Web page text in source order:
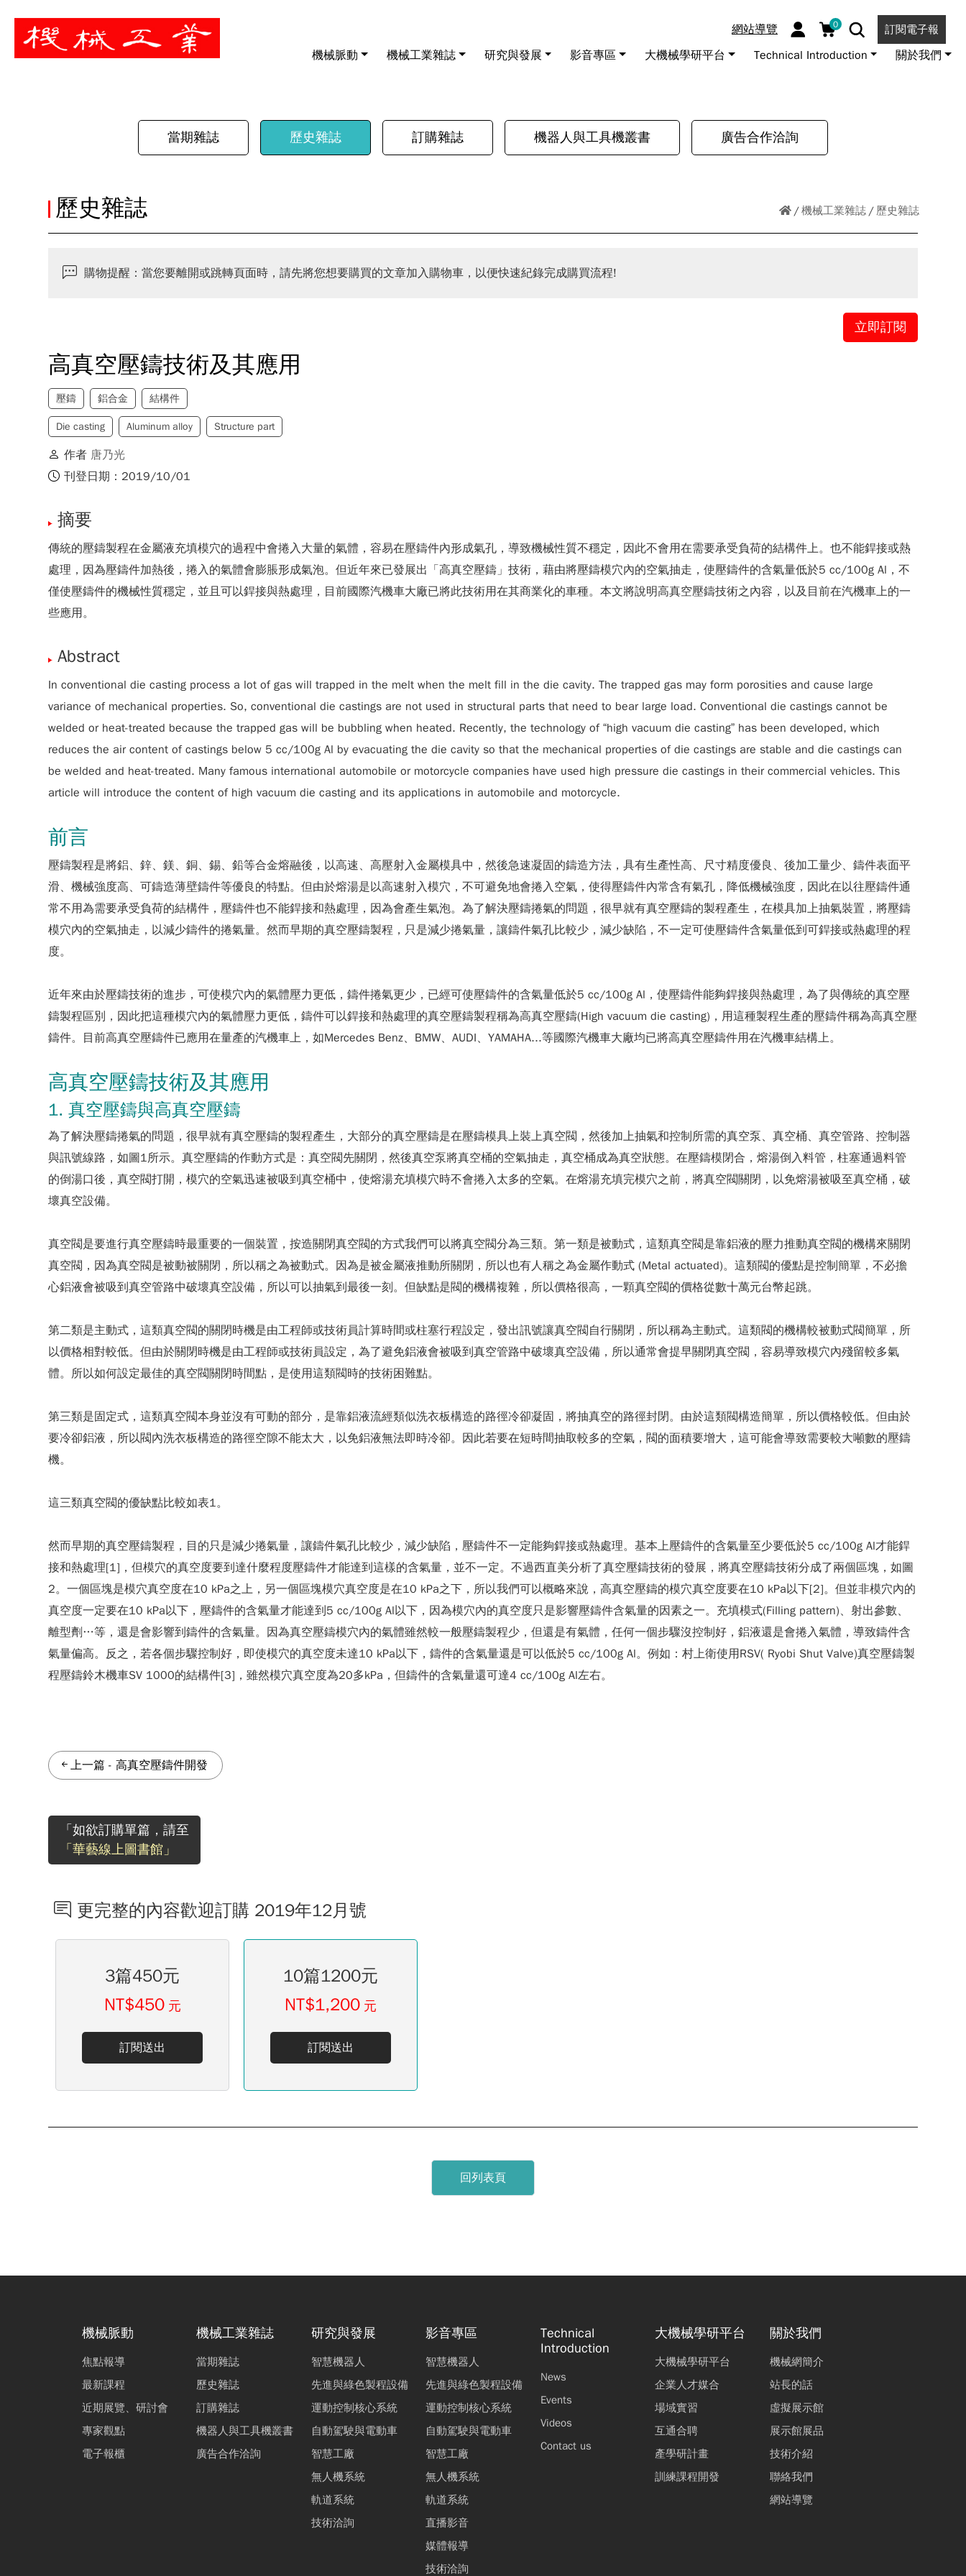
網站導覽 0 訂閱電子報
機械脈動 機械工業雜誌 研究與發展 影音專區 大機械學研平台 Technical Introduction 關於我們
暫停
當期雜誌 歷史雜誌 訂購雜誌 機器人與工具機叢書 廣告合作洽詢
機械工業雜誌 歷史雜誌
歷史雜誌
購物提醒：當您要離開或跳轉頁面時，請先將您想要購買的文章加入購物車，以便快速紀錄完成購買流程!
立即訂閱
高真空壓鑄技術及其應用
壓鑄 鋁合金 結構件
Die casting Aluminum alloy Structure part
作者 唐乃光
刊登日期：2019/10/01
摘要
傳統的壓鑄製程在金屬液充填模穴的過程中會捲入大量的氣體，容易在壓鑄件內形成氣孔，導致機械性質不穩定，因此不會用在需要承受負荷的結構件上。也不能銲接或熱
處理，因為壓鑄件加熱後，捲入的氣體會膨脹形成氣泡。但近年來已發展出「高真空壓鑄」技術，藉由將壓鑄模穴內的空氣抽走，使壓鑄件的含氣量低於5 cc/100g Al，不
僅使壓鑄件的機械性質穩定，並且可以銲接與熱處理，目前國際汽機車大廠已將此技術用在其商業化的車種。本文將說明高真空壓鑄技術之內容，以及目前在汽機車上的一
些應用。
Abstract
In conventional die casting process a lot of gas will trapped in the melt when the melt fill in the die cavity. The trapped gas may form porosities and cause large
variance of mechanical properties. So, conventional die castings are not used in structural parts that need to bear large load. Conventional die castings cannot be
welded or heat-treated because the trapped gas will be bubbling when heated. Recently, the technology of “high vacuum die casting” has been developed, which
reduces the air content of castings below 5 cc/100g Al by evacuating the die cavity so that the mechanical properties of die castings are stable and die castings can
be welded and heat-treated. Many famous international automobile or motorcycle companies have used high pressure die castings in their commercial vehicles. This
article will introduce the content of high vacuum die casting and its applications in automobile and motorcycle.
前言
壓鑄製程是將鋁、鋅、鎂、銅、錫、鉛等合金熔融後，以高速、高壓射入金屬模具中，然後急速凝固的鑄造方法，具有生產性高、尺寸精度優良、後加工量少、鑄件表面平
滑、機械強度高、可鑄造薄壁鑄件等優良的特點。但由於熔湯是以高速射入模穴，不可避免地會捲入空氣，使得壓鑄件內常含有氣孔，降低機械強度，因此在以往壓鑄件通
常不用為需要承受負荷的結構件，壓鑄件也不能銲接和熱處理，因為會產生氣泡。為了解決壓鑄捲氣的問題，很早就有真空壓鑄的製程產生，在模具加上抽氣裝置，將壓鑄
模穴內的空氣抽走，以減少鑄件的捲氣量。然而早期的真空壓鑄製程，只是減少捲氣量，讓鑄件氣孔比較少，減少缺陷，不一定可使壓鑄件含氣量低到可銲接或熱處理的程
度。
近年來由於壓鑄技術的進步，可使模穴內的氣體壓力更低，鑄件捲氣更少，已經可使壓鑄件的含氣量低於5 cc/100g Al，使壓鑄件能夠銲接與熱處理，為了與傳統的真空壓
鑄製程區別，因此把這種模穴內的氣體壓力更低，鑄件可以銲接和熱處理的真空壓鑄製程稱為高真空壓鑄(High vacuum die casting)，用這種製程生產的壓鑄件稱為高真空壓
鑄件。目前高真空壓鑄件已應用在量產的汽機車上，如Mercedes Benz、BMW、AUDI、YAMAHA...等國際汽機車大廠均已將高真空壓鑄件用在汽機車結構上。
高真空壓鑄技術及其應用
1. 真空壓鑄與高真空壓鑄
為了解決壓鑄捲氣的問題，很早就有真空壓鑄的製程產生，大部分的真空壓鑄是在壓鑄模具上裝上真空閥，然後加上抽氣和控制所需的真空泵、真空桶、真空管路、控制器
與訊號線路，如圖1所示。真空壓鑄的作動方式是：真空閥先關閉，然後真空泵將真空桶的空氣抽走，真空桶成為真空狀態。在壓鑄模閉合，熔湯倒入料管，柱塞通過料管
的倒湯口後，真空閥打開，模穴的空氣迅速被吸到真空桶中，使熔湯充填模穴時不會捲入太多的空氣。在熔湯充填完模穴之前，將真空閥關閉，以免熔湯被吸至真空桶，破
壞真空設備。
真空閥是要進行真空壓鑄時最重要的一個裝置，按造關閉真空閥的方式我們可以將真空閥分為三類。第一類是被動式，這類真空閥是靠鋁液的壓力推動真空閥的機構來關閉
真空閥，因為真空閥是被動被關閉，所以稱之為被動式。因為是被金屬液推動所關閉，所以也有人稱之為金屬作動式 (Metal actuated)。這類閥的優點是控制簡單，不必擔
心鋁液會被吸到真空管路中破壞真空設備，所以可以抽氣到最後一刻。但缺點是閥的機構複雜，所以價格很高，一顆真空閥的價格從數十萬元台幣起跳。
第二類是主動式，這類真空閥的關閉時機是由工程師或技術員計算時間或柱塞行程設定，發出訊號讓真空閥自行關閉，所以稱為主動式。這類閥的機構較被動式閥簡單，所
以價格相對較低。但由於關閉時機是由工程師或技術員設定，為了避免鋁液會被吸到真空管路中破壞真空設備，所以通常會提早關閉真空閥，容易導致模穴內殘留較多氣
體。所以如何設定最佳的真空閥關閉時間點，是使用這類閥時的技術困難點。
第三類是固定式，這類真空閥本身並沒有可動的部分，是靠鋁液流經類似洗衣板構造的路徑冷卻凝固，將抽真空的路徑封閉。由於這類閥構造簡單，所以價格較低。但由於
要冷卻鋁液，所以閥內洗衣板構造的路徑空隙不能太大，以免鋁液無法即時冷卻。因此若要在短時間抽取較多的空氣，閥的面積要增大，這可能會導致需要較大噸數的壓鑄
機。
這三類真空閥的優缺點比較如表1。
然而早期的真空壓鑄製程，目的只是減少捲氣量，讓鑄件氣孔比較少，減少缺陷，壓鑄件不一定能夠銲接或熱處理。基本上壓鑄件的含氣量至少要低於5 cc/100g Al才能銲
接和熱處理[1]，但模穴的真空度要到達什麼程度壓鑄件才能達到這樣的含氣量，並不一定。不過西直美分析了真空壓鑄技術的發展，將真空壓鑄技術分成了兩個區塊，如圖
2。一個區塊是模穴真空度在10 kPa之上，另一個區塊模穴真空度是在10 kPa之下，所以我們可以概略來說，高真空壓鑄的模穴真空度要在10 kPa以下[2]。但並非模穴內的
真空度一定要在10 kPa以下，壓鑄件的含氣量才能達到5 cc/100g Al以下，因為模穴內的真空度只是影響壓鑄件含氣量的因素之一。充填模式(Filling pattern)、射出參數、
離型劑…等，還是會影響到鑄件的含氣量。因為真空壓鑄模穴內的氣體雖然較一般壓鑄製程少，但還是有氣體，任何一個步驟沒控制好，鋁液還是會捲入氣體，導致鑄件含
氣量偏高。反之，若各個步驟控制好，即使模穴的真空度未達10 kPa以下，鑄件的含氣量還是可以低於5 cc/100g Al。例如：村上衛使用RSV( Ryobi Shut Valve)真空壓鑄製
程壓鑄鈴木機車SV 1000的結構件[3]，雖然模穴真空度為20多kPa，但鑄件的含氣量還可達4 cc/100g Al左右。
上一篇 -高真空壓鑄件開發
「如欲訂購單篇，請至
「華藝線上圖書館」
更完整的內容歡迎訂購 2019年12月號
3篇450元
NT$450 元
訂閱送出
10篇1200元
NT$1,200 元
訂閱送出
回列表頁
機械脈動
焦點報導
最新課程
近期展覽、研討會
專家觀點
電子報櫃
機械工業雜誌
當期雜誌
歷史雜誌
訂購雜誌
機器人與工具機叢書
廣告合作洽詢
研究與發展
智慧機器人
先進與綠色製程設備
運動控制核心系統
自動駕駛與電動車
智慧工廠
無人機系統
軌道系統
技術洽詢
影音專區
智慧機器人
先進與綠色製程設備
運動控制核心系統
自動駕駛與電動車
智慧工廠
無人機系統
軌道系統
直播影音
媒體報導
技術洽詢
Technical
Introduction
News
Events
Videos
Contact us
大機械學研平台
大機械學研平台
企業人才媒合
場域實習
互通合聘
產學研計畫
訓練課程開發
關於我們
機械網簡介
站長的話
虛擬展示館
展示館展品
技術介紹
聯絡我們
網站導覽